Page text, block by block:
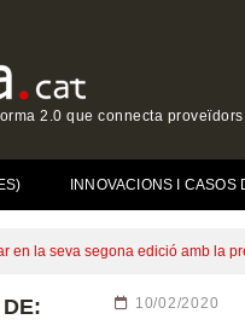
2.0 que connecta
INNOVACIONS I CASOS
en la seva segona edició amb la
10/02/2020